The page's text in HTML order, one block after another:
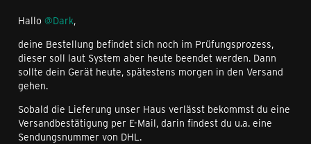
Hallo @Dark,
deine Bestellung befindet sich noch im Prüfungsprozess,
dieser soll laut System aber heute beendet werden. Dann
sollte dein Gerät heute, spätestens morgen in den Versand
gehen.
Sobald die Lieferung unser Haus verlässt bekommst du eine
Versandbestätigung per E-Mail, darin findest du u.a. eine
Sendungsnummer von DHL.